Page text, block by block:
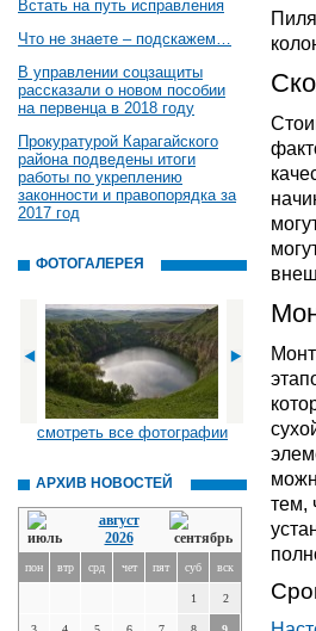
Встать на путь исправления
Что не знаете – подскажем…
В управлении соцзащиты
рассказали о новом пособии
на первенца в 2018 году
Прокуратурой Карагайского
района подведены итоги
работы по укреплению
законности и правопорядка за
2017 год
ФОТОГАЛЕРЕЯ
смотреть все фотографии
АРХИВ НОВОСТЕЙ
август
2026
пон втр срд чет пят суб вск
1 2
тем,